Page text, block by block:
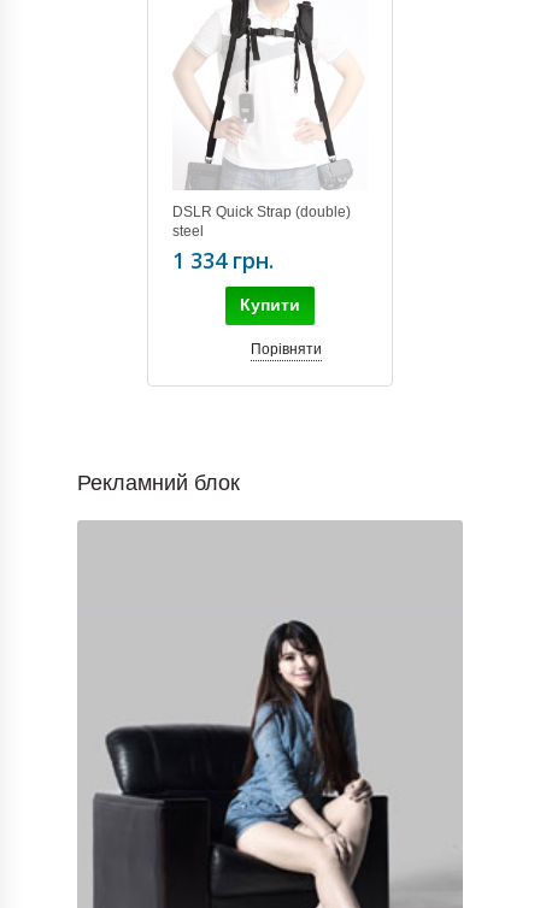
DSLR Quick Strap (double)
steel
1 334 грн.
Купити
Порівняти
Рекламний блок